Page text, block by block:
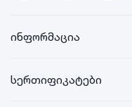
ინფორმაცია
სერთიფიკატები